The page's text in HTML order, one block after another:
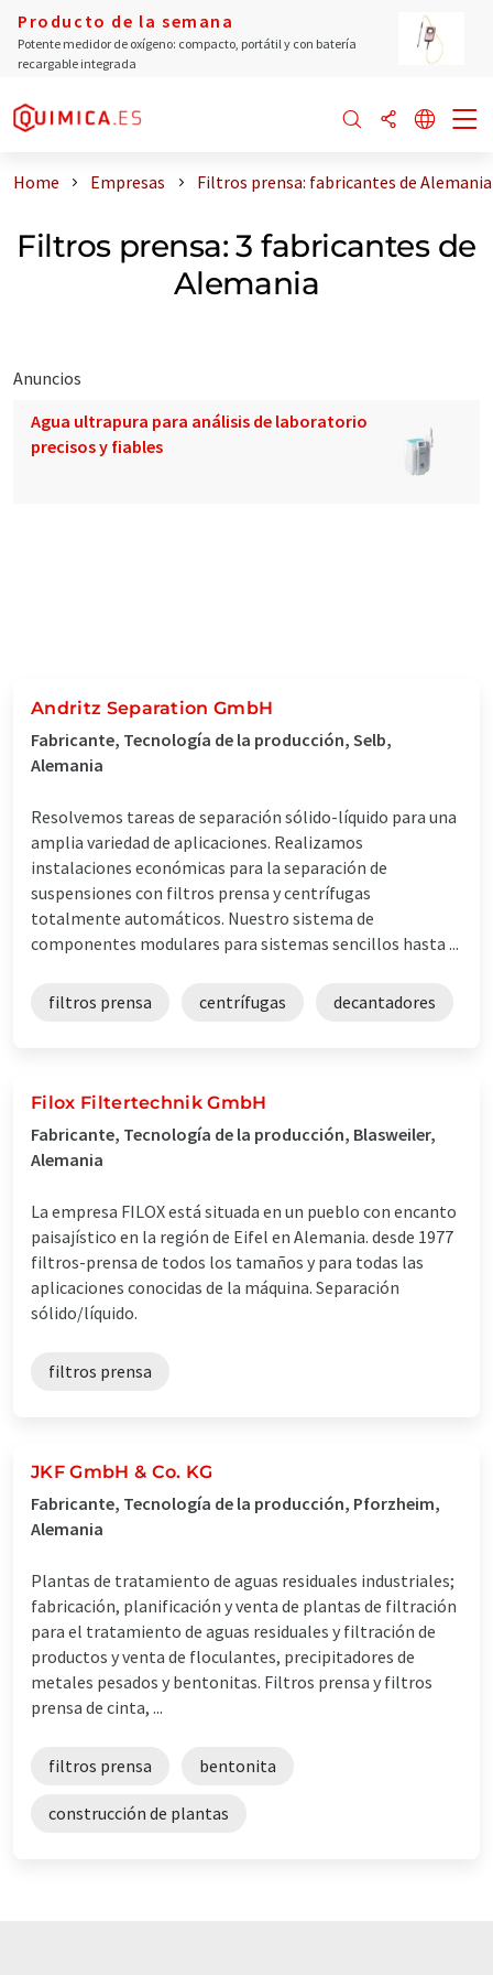
Producto de la semana
Potente medidor de oxígeno: compacto, portátil y con batería
recargable integrada
Home Empresas Filtros prensa: fabricantes de Alemania
Filtros prensa: 3 fabricantes de
Alemania
Anuncios
Agua ultrapura para análisis de laboratorio
precisos y fiables
Andritz Separation GmbH
Fabricante, Tecnología de la producción, Selb,
Alemania
Resolvemos tareas de separación sólido-líquido para una
amplia variedad de aplicaciones. Realizamos
instalaciones económicas para la separación de
suspensiones con filtros prensa y centrífugas
totalmente automáticos. Nuestro sistema de
componentes modulares para sistemas sencillos hasta ...
filtros prensa centrífugas decantadores
Filox Filtertechnik GmbH
Fabricante, Tecnología de la producción, Blasweiler,
Alemania
La empresa FILOX está situada en un pueblo con encanto
paisajístico en la región de Eifel en Alemania. desde 1977
filtros-prensa de todos los tamaños y para todas las
aplicaciones conocidas de la máquina. Separación
sólido/líquido.
filtros prensa
JKF GmbH & Co. KG
Fabricante, Tecnología de la producción, Pforzheim,
Alemania
Plantas de tratamiento de aguas residuales industriales;
fabricación, planificación y venta de plantas de filtración
para el tratamiento de aguas residuales y filtración de
productos y venta de floculantes, precipitadores de
metales pesados y bentonitas. Filtros prensa y filtros
prensa de cinta, ...
filtros prensa bentonita
construcción de plantas